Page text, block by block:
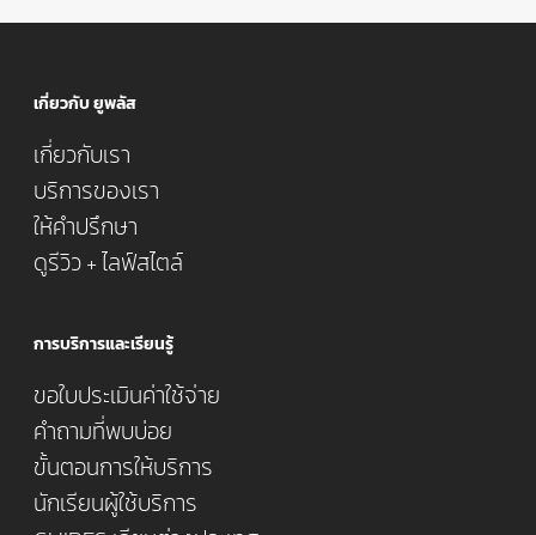
เกี่ยวกับ ยูพลัส
เกี่ยวกับเรา
บริการของเรา
ให้คำปรึกษา
ดูรีวิว + ไลฟ์สไตล์
การบริการและเรียนรู้
ขอใบประเมินค่าใช้จ่าย
คำถามที่พบบ่อย
ขั้นตอนการให้บริการ
นักเรียนผู้ใช้บริการ